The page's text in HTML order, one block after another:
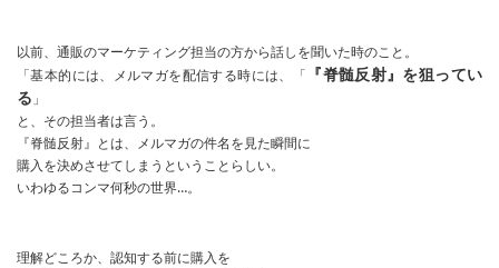
以前、通販のマーケティング担当の方から話しを聞いた時のこと。
「基本的には、メルマガを配信する時には、「 『脊髄反射』を狙ってい
る 」
と、その担当者は言う。
『脊髄反射』とは、メルマガの件名を見た瞬間に
購入を決めさせてしまうということらしい。
いわゆるコンマ何秒の世界…。
理解どころか、認知する前に購入を